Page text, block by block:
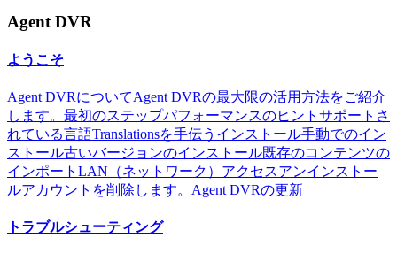
Agent DVR
ようこそ
Agent DVRについてAgent DVRの最大限の活用方法をご紹介
します。 最初のステップパフォーマンスのヒント サポートさ
れている言語Translationsを手伝う インストール手動でのイン
ストール古いバージョンのインストール既存のコンテンツの
インポート LAN（ネットワーク）アクセスアンインストー
ルアカウントを削除します。 Agent DVRの更新
トラブルシューティング